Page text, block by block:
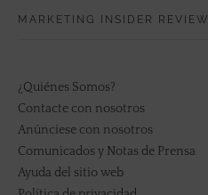
MARKETING INSIDER REVIEW
¿Quiénes Somos?
Contacte con nosotros
Anúnciese con nosotros
Comunicados y Notas de Prensa
Ayuda del sitio web